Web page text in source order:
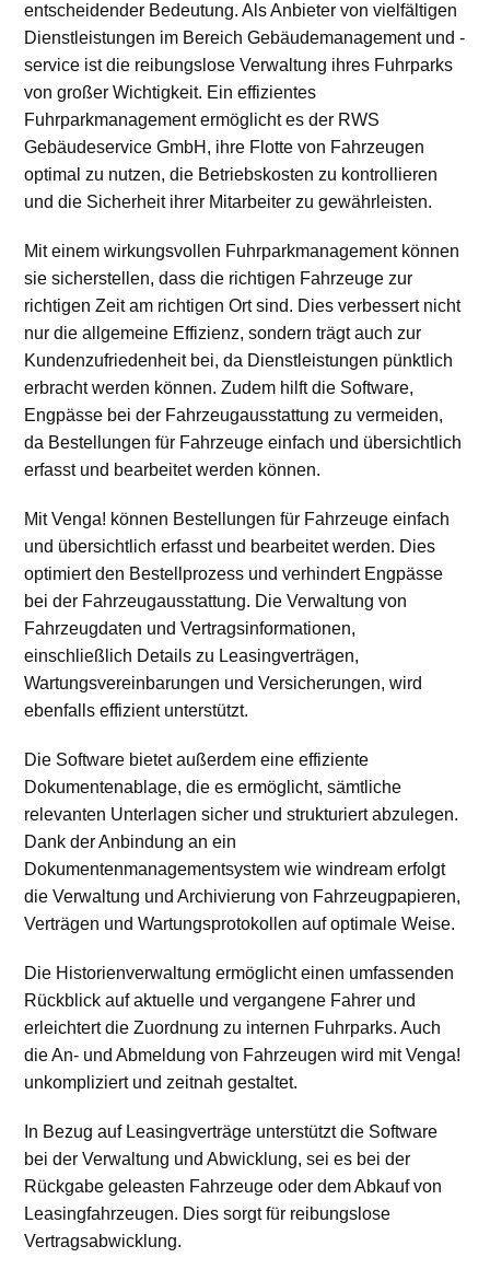
entscheidender Bedeutung. Als Anbieter von vielfältigen
Dienstleistungen im Bereich Gebäudemanagement und -
service ist die reibungslose Verwaltung ihres Fuhrparks
von großer Wichtigkeit. Ein effizientes
Fuhrparkmanagement ermöglicht es der RWS
Gebäudeservice GmbH, ihre Flotte von Fahrzeugen
optimal zu nutzen, die Betriebskosten zu kontrollieren
und die Sicherheit ihrer Mitarbeiter zu gewährleisten.
Mit einem wirkungsvollen Fuhrparkmanagement können
sie sicherstellen, dass die richtigen Fahrzeuge zur
richtigen Zeit am richtigen Ort sind. Dies verbessert nicht
nur die allgemeine Effizienz, sondern trägt auch zur
Kundenzufriedenheit bei, da Dienstleistungen pünktlich
erbracht werden können. Zudem hilft die Software,
Engpässe bei der Fahrzeugausstattung zu vermeiden,
da Bestellungen für Fahrzeuge einfach und übersichtlich
erfasst und bearbeitet werden können.
Mit Venga! können Bestellungen für Fahrzeuge einfach
und übersichtlich erfasst und bearbeitet werden. Dies
optimiert den Bestellprozess und verhindert Engpässe
bei der Fahrzeugausstattung. Die Verwaltung von
Fahrzeugdaten und Vertragsinformationen,
einschließlich Details zu Leasingverträgen,
Wartungsvereinbarungen und Versicherungen, wird
ebenfalls effizient unterstützt.
Die Software bietet außerdem eine effiziente
Dokumentenablage, die es ermöglicht, sämtliche
relevanten Unterlagen sicher und strukturiert abzulegen.
Dank der Anbindung an ein
Dokumentenmanagementsystem wie windream erfolgt
die Verwaltung und Archivierung von Fahrzeugpapieren,
Verträgen und Wartungsprotokollen auf optimale Weise.
Die Historienverwaltung ermöglicht einen umfassenden
Rückblick auf aktuelle und vergangene Fahrer und
erleichtert die Zuordnung zu internen Fuhrparks. Auch
die An- und Abmeldung von Fahrzeugen wird mit Venga!
unkompliziert und zeitnah gestaltet.
In Bezug auf Leasingverträge unterstützt die Software
bei der Verwaltung und Abwicklung, sei es bei der
Rückgabe geleasten Fahrzeuge oder dem Abkauf von
Leasingfahrzeugen. Dies sorgt für reibungslose
Vertragsabwicklung.